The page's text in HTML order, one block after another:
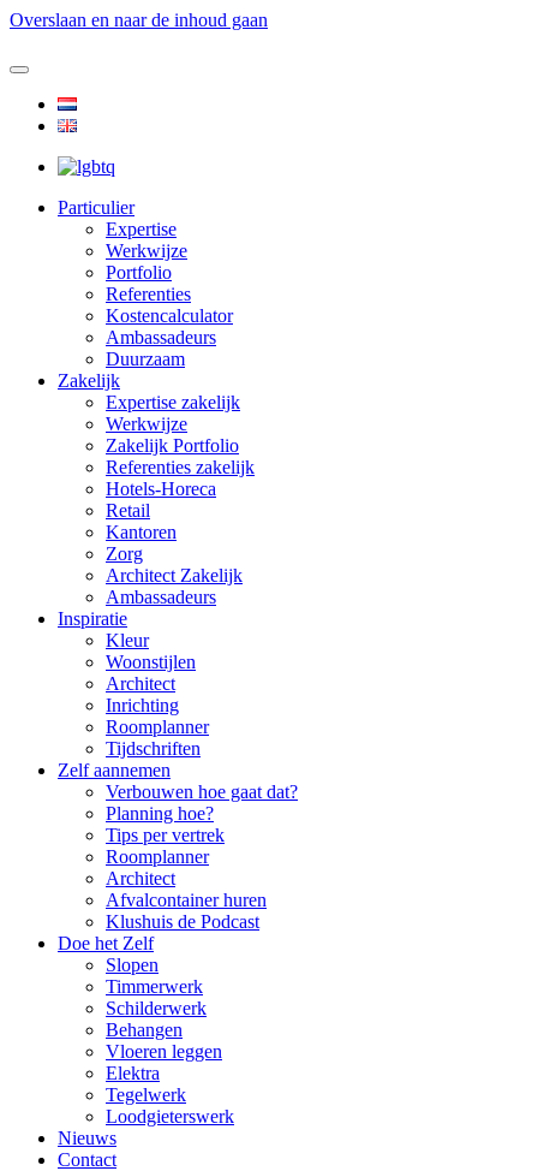
Overslaan en naar de inhoud gaan
Particulier
Expertise
Werkwijze
Portfolio
Referenties
Kostencalculator
Ambassadeurs
Duurzaam
Zakelijk
Expertise zakelijk
Werkwijze
Zakelijk Portfolio
Referenties zakelijk
Hotels-Horeca
Retail
Kantoren
Zorg
Architect Zakelijk
Ambassadeurs
Inspiratie
Kleur
Woonstijlen
Architect
Inrichting
Roomplanner
Tijdschriften
Zelf aannemen
Verbouwen hoe gaat dat?
Planning hoe?
Tips per vertrek
Roomplanner
Architect
Afvalcontainer huren
Klushuis de Podcast
Doe het Zelf
Slopen
Timmerwerk
Schilderwerk
Behangen
Vloeren leggen
Elektra
Tegelwerk
Loodgieterswerk
Nieuws
Contact